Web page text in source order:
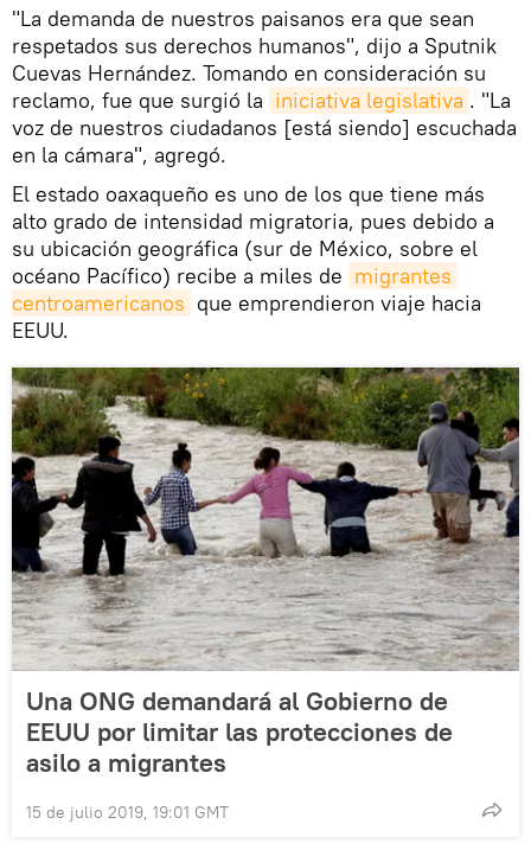
"La demanda de nuestros paisanos era que sean
respetados sus derechos humanos", dijo a Sputnik
Cuevas Hernández. Tomando en consideración su
reclamo, fue que surgió la iniciativa legislativa . "La
voz de nuestros ciudadanos [está siendo] escuchada
en la cámara", agregó.
El estado oaxaqueño es uno de los que tiene más
alto grado de intensidad migratoria, pues debido a
su ubicación geográfica (sur de México, sobre el
océano Pacífico) recibe a miles de migrantes
centroamericanos que emprendieron viaje hacia
EEUU.
Una ONG demandará al Gobierno de
EEUU por limitar las protecciones de
asilo a migrantes
15 de julio 2019, 19:01 GMT